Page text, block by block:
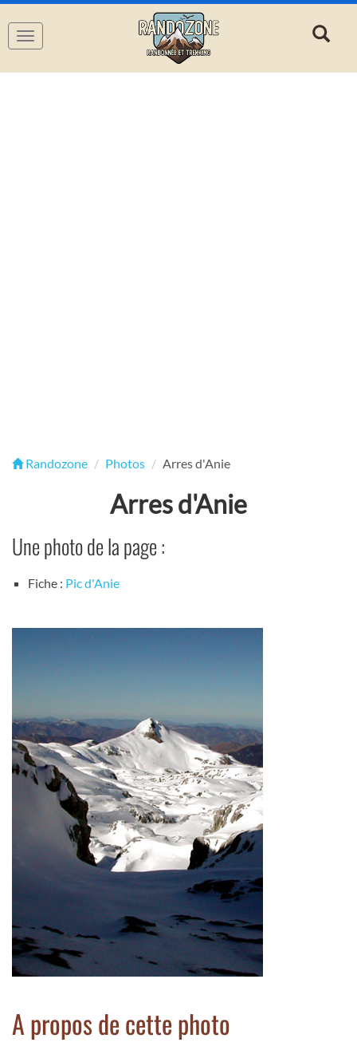
Navigation
Randozone Photos Arres d'Anie
Arres d'Anie
Une photo de la page :
Fiche : Pic d'Anie
A propos de cette photo